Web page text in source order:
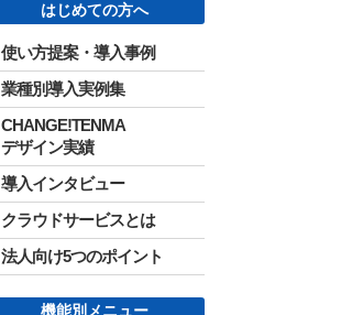
はじめての方へ
使い方提案・導入事例
業種別導入実例集
CHANGE!TENMA
デザイン実績
導入インタビュー
クラウドサービスとは
法人向け5つのポイント
機能別メニュー